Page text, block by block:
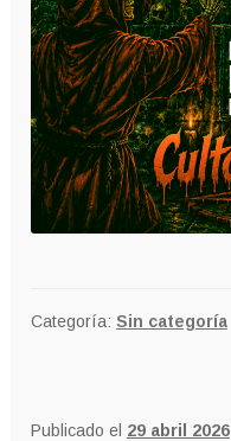
Categoría: Sin categoría
Publicado el 29 abril 2026